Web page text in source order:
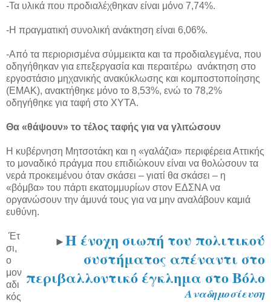
-Τα υλικά που προδιαλέχθηκαν είναι μόνο 7,74%.
-Η πραγματική συνολική ανάκτηση είναι 6,06%.
-Από τα περιορισμένα σύμμεικτα και τα προδιαλεγμένα, που
οδηγήθηκαν για επεξεργασία και περαιτέρω ανάκτηση στο
εργοστάσιο μηχανικής ανακύκλωσης και κομποστοποίησης
(ΕΜΑΚ), ανακτήθηκε μόνο το 8,53%, ενώ το 78,2%
οδηγήθηκε για ταφή στο ΧΥΤΑ.
Θα «θάψουν» το τέλος ταφής για να γλιτώσουν
Η κυβέρνηση Μητσοτάκη και η «γαλάζια» περιφέρεια Αττικής
το μοναδικό πράγμα που επιδιώκουν είναι να θολώσουν τα
νερά προκειμένου όταν σκάσει – γιατί θα σκάσει – η
«βόμβα» του πάρτι εκατομμυρίων στον ΕΔΣΝΑ να
οργανώσουν την άμυνά τους για να μην αναλάβουν καμιά
ευθύνη.
►Η ένοχη σιωπή του πολιτικού
συστήματος απέναντι στο
περιβαλλοντικό έγκλημα στο Βόλο
Αναδημοσίευση
Έτ
σι,
ο
μον
αδι
κός